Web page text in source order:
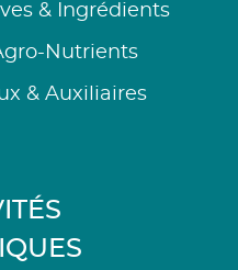
& Ingrédients
Nutrients
& Auxiliaires